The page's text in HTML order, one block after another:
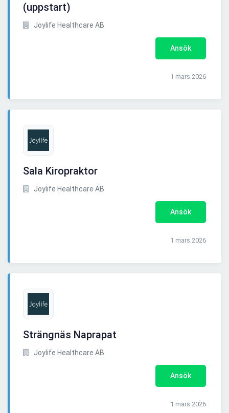
(uppstart)
Joylife Healthcare AB
Ansök
1 mars 2026
Sala Kiropraktor
Joylife Healthcare AB
Ansök
1 mars 2026
Strängnäs Naprapat
Joylife Healthcare AB
Ansök
1 mars 2026